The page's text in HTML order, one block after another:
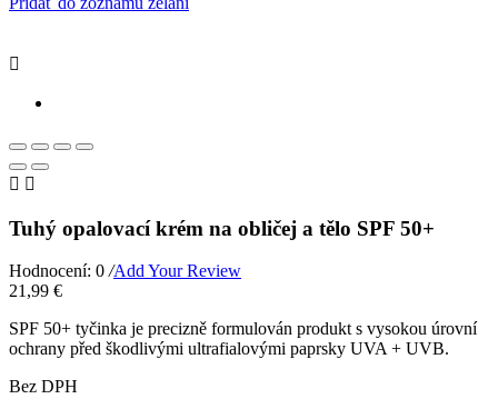

 
Tuhý opalovací krém na obličej a tělo SPF 50+
Hodnocení: 0 /Add Your Review
21,99 €
SPF 50+ tyčinka je precizně formulován produkt s vysokou úrovní
ochrany před škodlivými ultrafialovými paprsky UVA + UVB.
Bez DPH